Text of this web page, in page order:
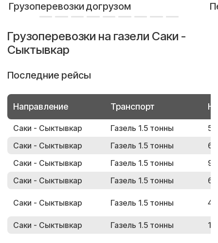
Грузоперевозки догрузом
Грузоперевозки на газели Саки -
Сыктывкар
Последние рейсы
Направление Транспорт
Саки - Сыктывкар Газель 1.5 тонны
Саки - Сыктывкар
Газель 1.5 тонны
Саки - Сыктывкар
Газель 1.5 тонны
Саки - Сыктывкар
Газель 1.5 тонны
Саки - Сыктывкар Газель 1.5 тонны
Саки - Сыктывкар Газель 1.5 тонны